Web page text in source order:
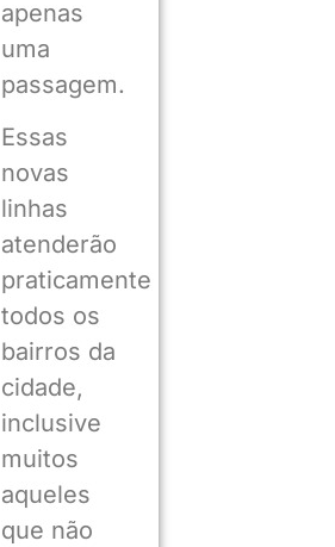
apenas
uma
passagem.
Essas
novas
linhas
atenderão
praticamente
todos os
bairros da
cidade,
inclusive
muitos
aqueles
que não